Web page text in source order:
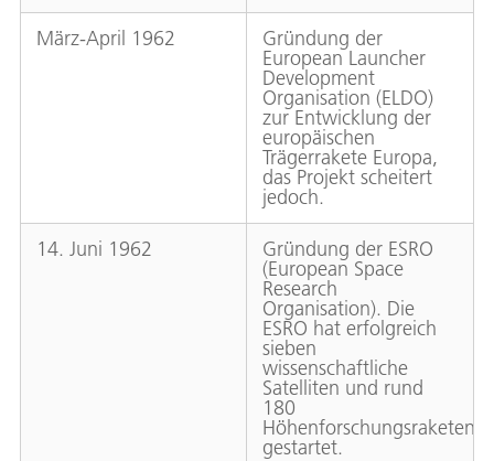
März-April 1962 Gründung der
European Launcher
Development
Organisation (ELDO)
zur Entwicklung der
europäischen
Trägerrakete Europa,
das Projekt scheitert
jedoch.
14. Juni 1962 Gründung der ESRO
(European Space
Research
Organisation). Die
ESRO hat erfolgreich
sieben
wissenschaftliche
Satelliten und rund
180
Höhenforschungsraketen
gestartet.